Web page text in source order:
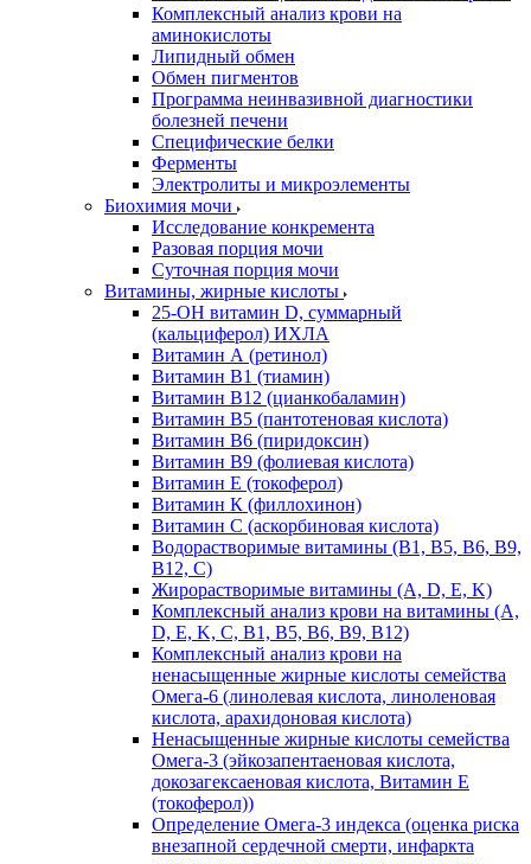
Комплексный анализ крови на
аминокислоты
Липидный обмен
Обмен пигментов
Программа неинвазивной диагностики
болезней печени
Специфические белки
Ферменты
Электролиты и микроэлементы
Биохимия мочи
Исследование конкремента
Разовая порция мочи
Суточная порция мочи
Витамины, жирные кислоты
25-OH витамин D, суммарный
(кальциферол) ИХЛА
Витамин А (ретинол)
Витамин В1 (тиамин)
Витамин В12 (цианкобаламин)
Витамин В5 (пантотеновая кислота)
Витамин В6 (пиридоксин)
Витамин В9 (фолиевая кислота)
Витамин Е (токоферол)
Витамин К (филлохинон)
Витамин С (аскорбиновая кислота)
Водорастворимые витамины (B1, B5, B6, В9,
В12, С)
Жирорастворимые витамины (A, D, E, K)
Комплексный анализ крови на витамины (A,
D, E, K, C, B1, B5, B6, В9, B12)
Комплексный анализ крови на
ненасыщенные жирные кислоты семейства
Омега-6 (линолевая кислота, линоленовая
кислота, арахидоновая кислота)
Ненасыщенные жирные кислоты семейства
Омега-3 (эйкозапентаеновая кислота,
докозагексаеновая кислота, Витамин E
(токоферол))
Определение Омега-3 индекса (оценка риска
внезапной сердечной смерти, инфаркта